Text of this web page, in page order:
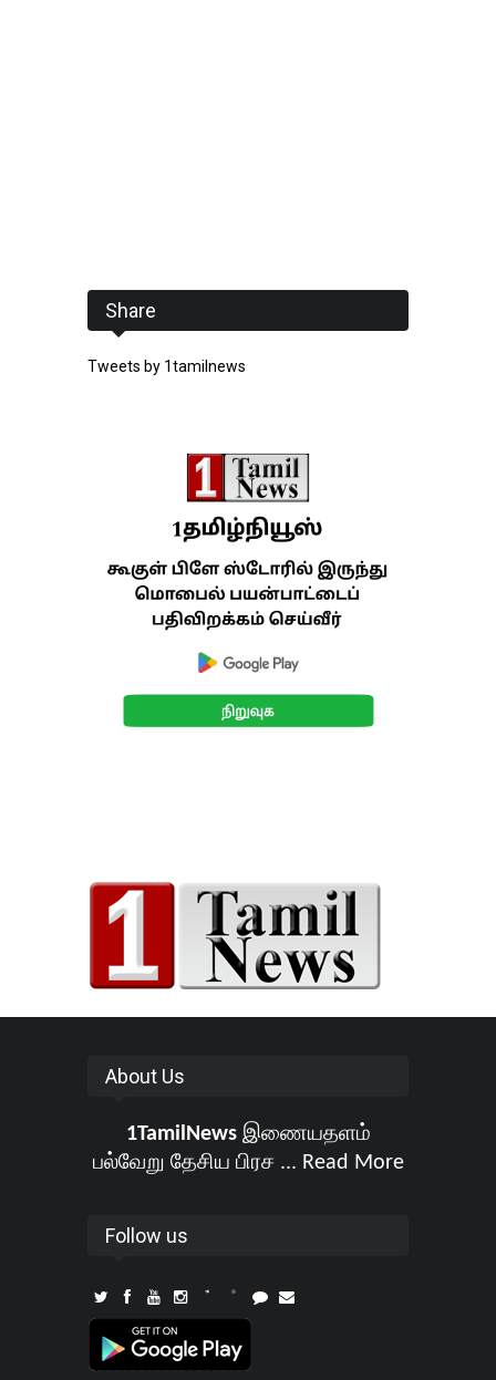
Share
Tweets by 1tamilnews
About Us
1TamilNewsஇணையதளம்
பல்வேறு தேசிய பிரச ... Read More
Follow us